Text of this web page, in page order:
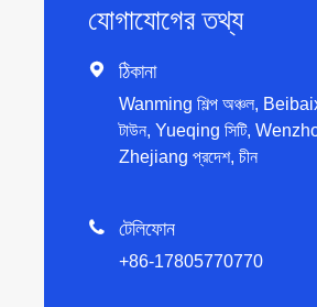
যোগাযোগের তথ্য
 ঠিকানা
Wanming শিল্প অঞ্চল,
টাউন, Yueqing সিটি,
Zhejiang প্রদেশ, চীন
 টেলিফোন
+86-17805770770